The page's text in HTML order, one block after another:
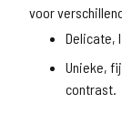
voor
Delicate,
Unieke,
contrast.